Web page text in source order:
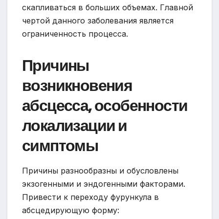
скапливаться в больших объемах. Главной
чертой данного заболевания является
ограниченность процесса.
Причины
возникновения
абсцесса, особенности
локализации и
симптомы
Причины разнообразны и обусловлены
экзогенными и эндогенными факторами.
Привести к переходу фурункула в
абсцедирующую форму: